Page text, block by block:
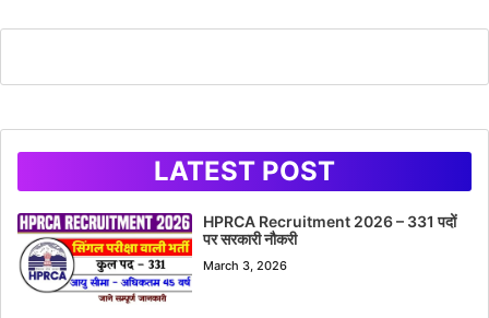
LATEST POST
HPRCA Recruitment 2026 – 331 पदों
पर सरकारी नौकरी
March 3, 2026